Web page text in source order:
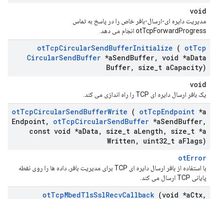
void
مدیریت دایره ای-ارسال-بافر خاص را در پاسخ به تماس
otTcpForwardProgress انجام می دهد.
otTcpCircularSendBufferInitialize ( otTcp
CircularSendBuffer *aSendBuffer, void *aData
Buffer, size t aCapacity)
void
یک بافر ارسال دایره ای TCP را راه اندازی می کند.
otTcpCircularSendBufferWrite ( otTcpEndpoint *a
Endpoint, otTcpCircularSendBuffer *aSendBuffer,
const void *aData , size t aLength , size t *a
Written , uint32 t aFlags)
otError
با استفاده از بافر ارسال دایره ای TCP برای مدیریت بافر، داده ها را روی نقطه
پایانی TCP ارسال می کند.
otTcpMbedTlsSslRecvCallback (void *aCtx,